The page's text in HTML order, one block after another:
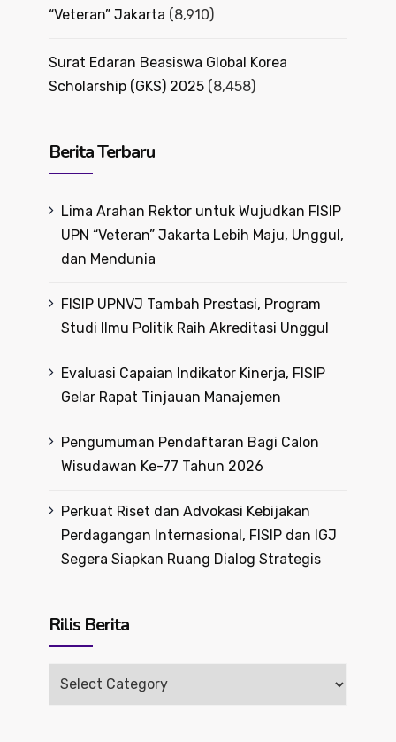
“Veteran” Jakarta (8,910)
Surat Edaran Beasiswa Global Korea
Scholarship (GKS) 2025 (8,458)
Berita Terbaru
Lima Arahan Rektor untuk Wujudkan FISIP
UPN “Veteran” Jakarta Lebih Maju, Unggul,
dan Mendunia
FISIP UPNVJ Tambah Prestasi, Program
Studi Ilmu Politik Raih Akreditasi Unggul
Evaluasi Capaian Indikator Kinerja, FISIP
Gelar Rapat Tinjauan Manajemen
Pengumuman Pendaftaran Bagi Calon
Wisudawan Ke-77 Tahun 2026
Perkuat Riset dan Advokasi Kebijakan
Perdagangan Internasional, FISIP dan IGJ
Segera Siapkan Ruang Dialog Strategis
Rilis Berita
Rilis